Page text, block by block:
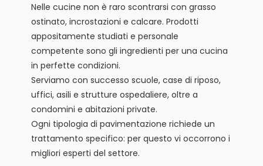
Nelle cucine non è raro scontrarsi con grasso
ostinato, incrostazioni e calcare. Prodotti
appositamente studiati e personale
competente sono gli ingredienti per una cucina
in perfette condizioni.
Serviamo con successo scuole, case di riposo,
uffici, asili e strutture ospedaliere, oltre a
condomini e abitazioni private.
Ogni tipologia di pavimentazione richiede un
trattamento specifico: per questo vi occorrono i
migliori esperti del settore.